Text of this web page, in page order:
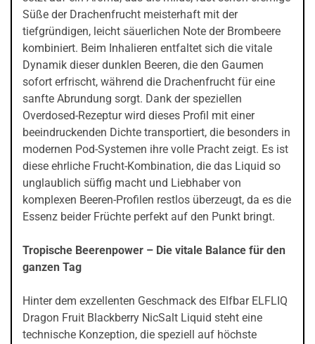
Süße der Drachenfrucht meisterhaft mit der
tiefgründigen, leicht säuerlichen Note der Brombeere
kombiniert. Beim Inhalieren entfaltet sich die vitale
Dynamik dieser dunklen Beeren, die den Gaumen
sofort erfrischt, während die Drachenfrucht für eine
sanfte Abrundung sorgt. Dank der speziellen
Overdosed-Rezeptur wird dieses Profil mit einer
beeindruckenden Dichte transportiert, die besonders in
modernen Pod-Systemen ihre volle Pracht zeigt. Es ist
diese ehrliche Frucht-Kombination, die das Liquid so
unglaublich süffig macht und Liebhaber von
komplexen Beeren-Profilen restlos überzeugt, da es die
Essenz beider Früchte perfekt auf den Punkt bringt.
Tropische Beerenpower – Die vitale Balance für den
ganzen Tag
Hinter dem exzellenten Geschmack des Elfbar ELFLIQ
Dragon Fruit Blackberry NicSalt Liquid steht eine
technische Konzeption, die speziell auf höchste